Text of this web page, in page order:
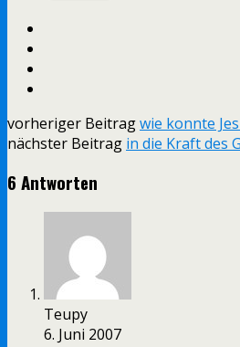
vorheriger Beitragwie konnte
nächster Beitrag in die Kraft des
6 Antworten
Teupy
6. Juni 2007